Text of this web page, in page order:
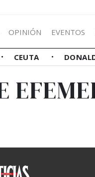
OPINIÓN EVENTOS
CEUTA